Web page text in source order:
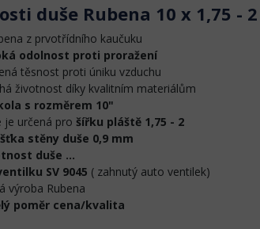
duše Rubena 10 x 1,75 - 2
z prvotřídního kaučuku
odolnost proti proražení
těsnost proti úniku vzduchu
životnost díky kvalitním materiálům
s rozměrem 10"
je určená pro šířku pláště 1,75 - 2
stěny duše 0,9 mm
duše ...
SV 9045 ( zahnutý auto ventilek)
výroba Rubena
poměr cena/kvalita